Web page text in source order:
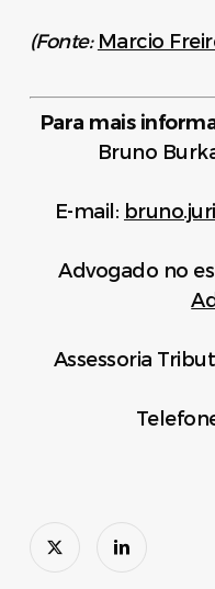
(Fonte: Marcio
Para mais
Bruno
E-mail:
Advogado no
Assessoria